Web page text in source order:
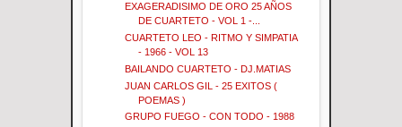
EXAGERADISIMO DE ORO 25 AÑOS
DE CUARTETO - VOL 1 -...
CUARTETO LEO - RITMO Y SIMPATIA
- 1966 - VOL 13
BAILANDO CUARTETO - DJ.MATIAS
JUAN CARLOS GIL - 25 EXITOS (
POEMAS )
GRUPO FUEGO - CON TODO - 1988